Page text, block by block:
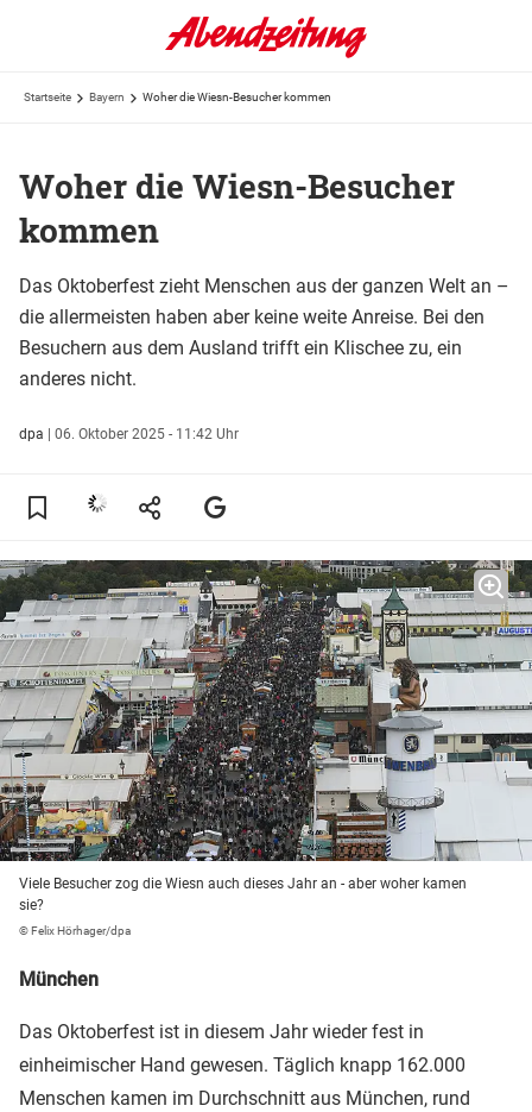
Startseite Bayern Woher die Wiesn-Besucher kommen
Woher die Wiesn-Besucher
kommen
Das Oktoberfest zieht Menschen aus der ganzen Welt an –
die allermeisten haben aber keine weite Anreise. Bei den
Besuchern aus dem Ausland trifft ein Klischee zu, ein
anderes nicht.
dpa | 06. Oktober 2025 - 11:42 Uhr
Viele Besucher zog die Wiesn auch dieses Jahr an - aber woher kamen
sie?
© Felix Hörhager/dpa
München
Das Oktoberfest ist in diesem Jahr wieder fest in
einheimischer Hand gewesen. Täglich knapp 162.000
Menschen kamen im Durchschnitt aus München, rund